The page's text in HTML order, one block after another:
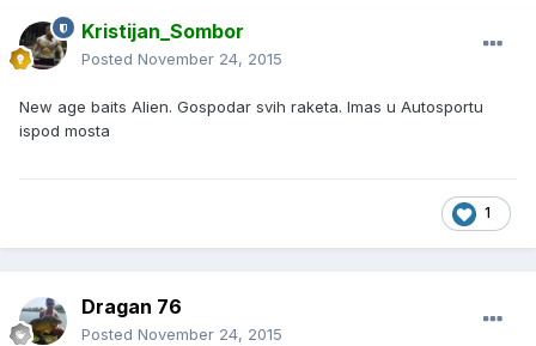
Kristijan_Sombor
Posted November 24, 2015
New age baits Alien. Gospodar svih raketa. Imas u Autosportu
ispod mosta
1
Dragan 76
Posted November 24, 2015